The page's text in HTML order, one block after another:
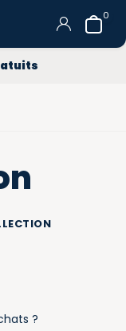
0
?